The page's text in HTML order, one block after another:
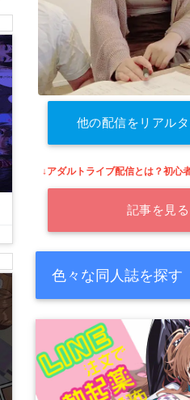
他の配信をリアル
す
↓アダルトライブ配信とは？初心
記事を見る
色々な同人誌を探す